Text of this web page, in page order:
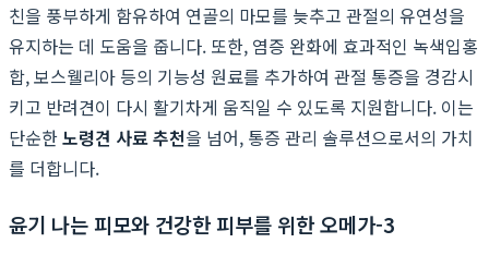
친을 풍부하게 함유하여 연골의 마모를 늦추고 관절의 유연성을
유지하는 데 도움을 줍니다. 또한, 염증 완화에 효과적인 녹색입홍
합, 보스웰리아 등의 기능성 원료를 추가하여 관절 통증을 경감시
키고 반려견이 다시 활기차게 움직일 수 있도록 지원합니다. 이는
단순한노령견 사료 추천을 넘어, 통증 관리 솔루션으로서의 가치
를 더합니다.
윤기 나는 피모와 건강한 피부를 위한 오메가-3